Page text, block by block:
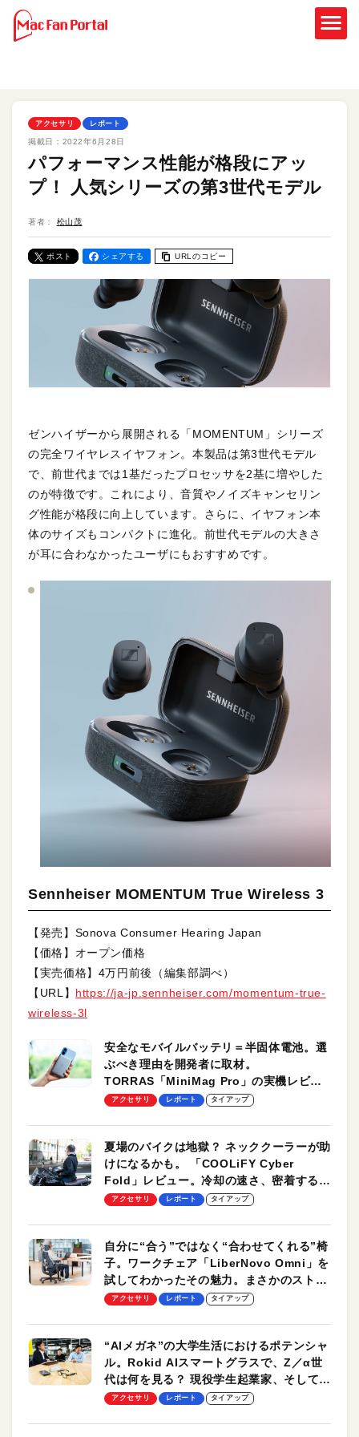
アクセサリ レポート
掲載日： 2022年6月28日
パフォーマンス性能が格段にアッ
プ！ 人気シリーズの第3世代モデル
著者： 松山茂
ポスト シェアする URLのコピー
ゼンハイザーから展開される「MOMENTUM」シリーズ
の完全ワイヤレスイヤフォン。本製品は第3世代モデル
で、前世代までは1基だったプロセッサを2基に増やした
のが特徴です。これにより、音質やノイズキャンセリン
グ性能が格段に向上しています。さらに、イヤフォン本
体のサイズもコンパクトに進化。前世代モデルの大きさ
が耳に合わなかったユーザにもおすすめです。
Sennheiser MOMENTUM True Wireless 3
【発売】Sonova Consumer Hearing Japan
【価格】オープン価格
【実売価格】4万円前後（編集部調べ）
【URL】 https://ja-jp.sennheiser.com/momentum-true-
wireless-3l
安全なモバイルバッテリ＝半固体電池。選
ぶべき理由を開発者に取材。
TORRAS「MiniMag Pro」の実機レビュ
ーも
アクセサリ レポート タイアップ
夏場のバイクは地獄？ ネッククーラーが助
けになるかも。 「COOLiFY Cyber
Fold」レビュー。冷却の速さ、密着する冷
却プレート、シンプルな操作性がグッド！
アクセサリ レポート タイアップ
自分に“合う”ではなく“合わせてくれる”椅
子。ワークチェア「LiberNovo Omni」を
試してわかったその魅力。まさかのストレ
ッチ機能も搭載
アクセサリ レポート タイアップ
“AIメガネ”の大学生活におけるポテンシャ
ル。Rokid AIスマートグラスで、Z／α世
代は何を見る？ 現役学生起業家、そして教
授による体験会レポート【PR】
アクセサリ レポート タイアップ